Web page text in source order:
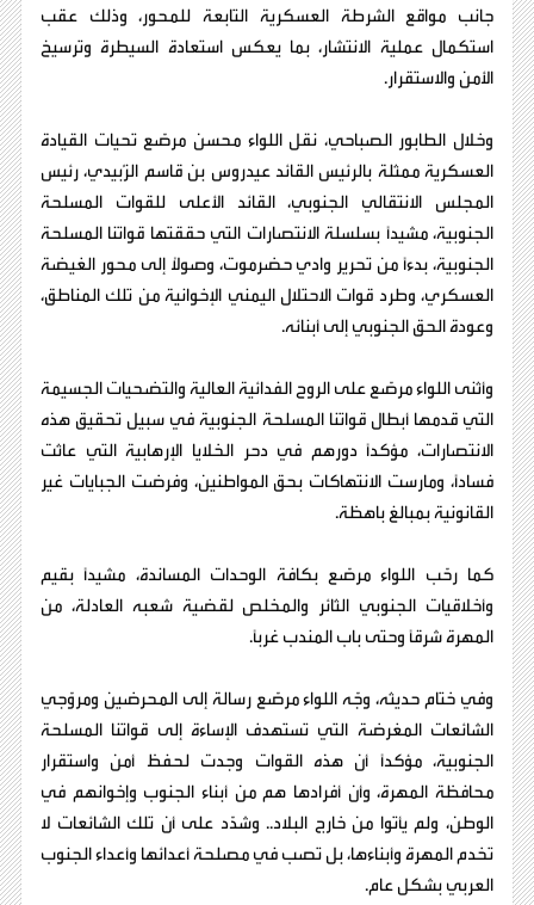
جانب مواقع الشرطة العسكرية التابعة للمحور، وذلك عقب
استكمال عملية الانتشار، بما يعكس استعادة السيطرة وترسيخ
الأمن والاستقرار.
وخلال الطابور الصباحي، نقل اللواء محسن مرصّع تحيات القيادة
العسكرية ممثلة بالرئيس القائد عيدروس بن قاسم الزُبيدي، رئيس
المجلس الانتقالي الجنوبي، القائد الأعلى للقوات المسلحة
الجنوبية، مشيدًا بسلسلة الانتصارات التي حققتها قواتنا المسلحة
الجنوبية، بدءًا من تحرير وادي حضرموت، وصولًا إلى محور الغيضة
العسكري، وطرد قوات الاحتلال اليمني الإخوانية من تلك المناطق،
وعودة الحق الجنوبي إلى أبنائه.
وأثنى اللواء مرصّع على الروح الفدائية العالية والتضحيات الجسيمة
التي قدمها أبطال قواتنا المسلحة الجنوبية في سبيل تحقيق هذه
الانتصارات، مؤكدًا دورهم في دحر الخلايا الإرهابية التي عاثت
فسادًا، ومارست الانتهاكات بحق المواطنين، وفرضت الجبايات غير
القانونية بمبالغ باهظة.
كما رحّب اللواء مرصّع بكافة الوحدات المساندة، مشيدًا بقيم
وأخلاقيات الجنوبي الثائر والمخلص لقضية شعبه العادلة، من
المهرة شرقًا وحتى باب المندب غربًا.
وفي ختام حديثه، وجّه اللواء مرصّع رسالة إلى المحرضين ومروّجي
الشائعات المغرضة التي تستهدف الإساءة إلى قواتنا المسلحة
الجنوبية، مؤكدًا أن هذه القوات وجدت لحفظ أمن واستقرار
محافظة المهرة، وأن أفرادها هم من أبناء الجنوب وإخوانهم في
الوطن، ولم يأتوا من خارج البلاد.. وشدّد على أن تلك الشائعات لا
تخدم المهرة وأبناءها، بل تصب في مصلحة أعدائها وأعداء الجنوب
العربي بشكل عام.